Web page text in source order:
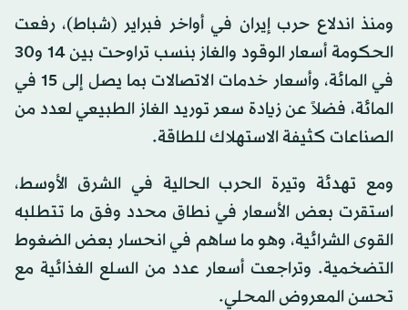
ومنذ اندلاع حرب إيران في أواخر فبراير (شباط)، رفعت
الحكومة أسعار الوقود والغاز بنسب تراوحت بين 14 و30
في المائة، وأسعار خدمات الاتصالات بما يصل إلى 15 في
المائة، فضلاً عن زيادة سعر توريد الغاز الطبيعي لعدد من
الصناعات كثيفة الاستهلاك للطاقة.
ومع تهدئة وتيرة الحرب الحالية في الشرق الأوسط،
استقرت بعض الأسعار في نطاق محدد وفق ما تتطلبه
القوى الشرائية، وهو ما ساهم في انحسار بعض الضغوط
التضخمية. وتراجعت أسعار عدد من السلع الغذائية مع
تحسن المعروض المحلي.